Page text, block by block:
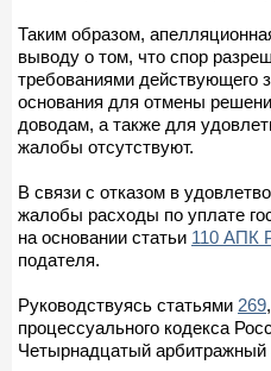
Таким образом,
выводу о том, что спор
требованиями действующего
основания для отмены
доводам, а также для
жалобы отсутствуют.
В связи с отказом в
жалобы расходы по уплате
на основании статьи 110 АПК
подателя.
Руководствуясь статьями 269,
процессуального кодекса
Четырнадцатый